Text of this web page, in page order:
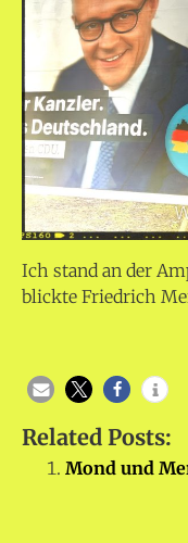
Ich stand an der
blickte Friedrich
Related Posts:
Mond und